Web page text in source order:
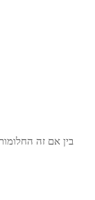
בין אם זה